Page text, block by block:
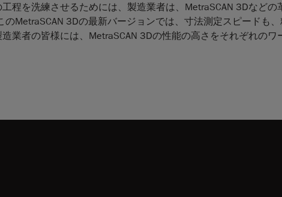
程を洗練させるためには、製造業者は、MetraSCAN 3Dなどの
MetraSCAN 3Dの最新バージョンでは、寸法測定スピードも、
業者の皆様には、MetraSCAN 3Dの性能の高さをそれぞれのワ